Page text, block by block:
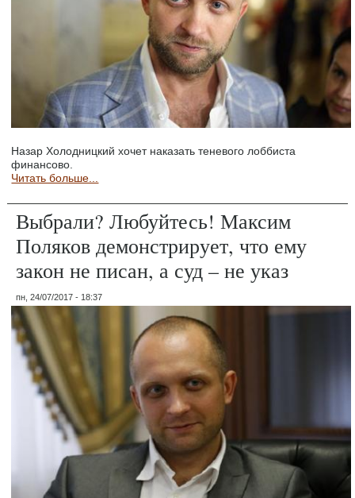
Назар Холодницкий хочет наказать теневого лоббиста
финансово.
Читать больше...
Выбрали? Любуйтесь! Максим
Поляков демонстрирует, что ему
закон не писан, а суд – не указ
пн, 24/07/2017 - 18:37